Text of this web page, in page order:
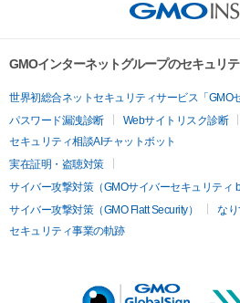
GMOインターネットグループのセキュリ
世界初総合ネットセキュリティサービス「GMO
パスワード漏洩診断
Webサイトリスク診断
セキュリティ相談AIチャットボット
実在証明・盗聴対策
サイバー攻撃対策（GMOサイバーセキュリティ
サイバー攻撃対策（GMO Flatt Security）
な
セキュリティ事業の軌跡